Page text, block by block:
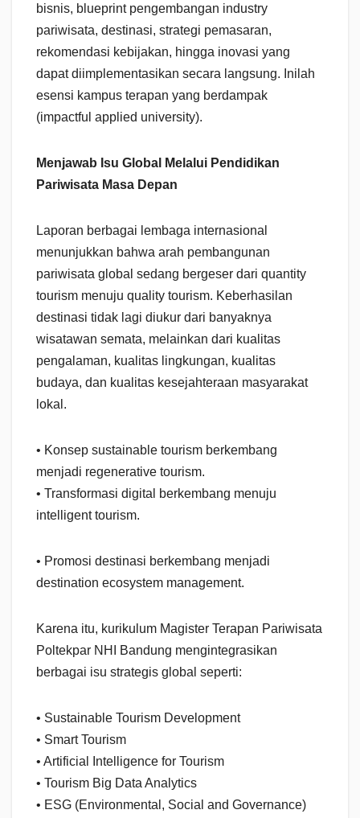
bisnis, blueprint pengembangan industry
pariwisata, destinasi, strategi pemasaran,
rekomendasi kebijakan, hingga inovasi yang
dapat diimplementasikan secara langsung. Inilah
esensi kampus terapan yang berdampak
(impactful applied university).
Menjawab Isu Global Melalui Pendidikan
Pariwisata Masa Depan
Laporan berbagai lembaga internasional
menunjukkan bahwa arah pembangunan
pariwisata global sedang bergeser dari quantity
tourism menuju quality tourism. Keberhasilan
destinasi tidak lagi diukur dari banyaknya
wisatawan semata, melainkan dari kualitas
pengalaman, kualitas lingkungan, kualitas
budaya, dan kualitas kesejahteraan masyarakat
lokal.
• Konsep sustainable tourism berkembang
menjadi regenerative tourism.
• Transformasi digital berkembang menuju
intelligent tourism.
• Promosi destinasi berkembang menjadi
destination ecosystem management.
Karena itu, kurikulum Magister Terapan Pariwisata
Poltekpar NHI Bandung mengintegrasikan
berbagai isu strategis global seperti:
• Sustainable Tourism Development
• Smart Tourism
• Artificial Intelligence for Tourism
• Tourism Big Data Analytics
• ESG (Environmental, Social and Governance)